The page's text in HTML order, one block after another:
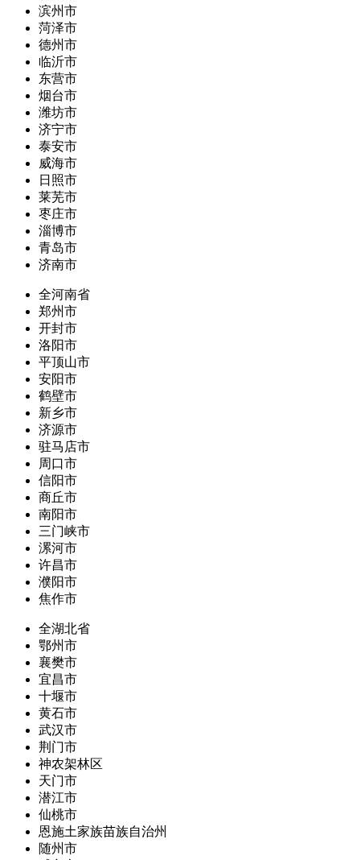
滨州市
菏泽市
德州市
临沂市
东营市
烟台市
潍坊市
济宁市
泰安市
威海市
日照市
莱芜市
枣庄市
淄博市
青岛市
济南市
全河南省
郑州市
开封市
洛阳市
平顶山市
安阳市
鹤壁市
新乡市
济源市
驻马店市
周口市
信阳市
商丘市
南阳市
三门峡市
漯河市
许昌市
濮阳市
焦作市
全湖北省
鄂州市
襄樊市
宜昌市
十堰市
黄石市
武汉市
荆门市
神农架林区
天门市
潜江市
仙桃市
恩施土家族苗族自治州
随州市